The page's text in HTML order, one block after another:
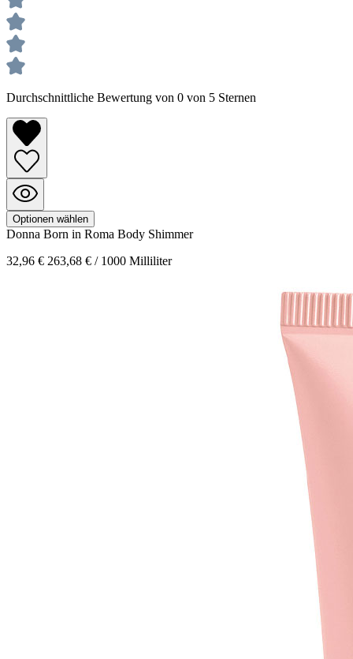
Durchschnittliche Bewertung von 0 von 5 Sternen
Optionen wählen
Donna Born in Roma Body Shimmer
32,96 € 263,68 € / 1000 Milliliter